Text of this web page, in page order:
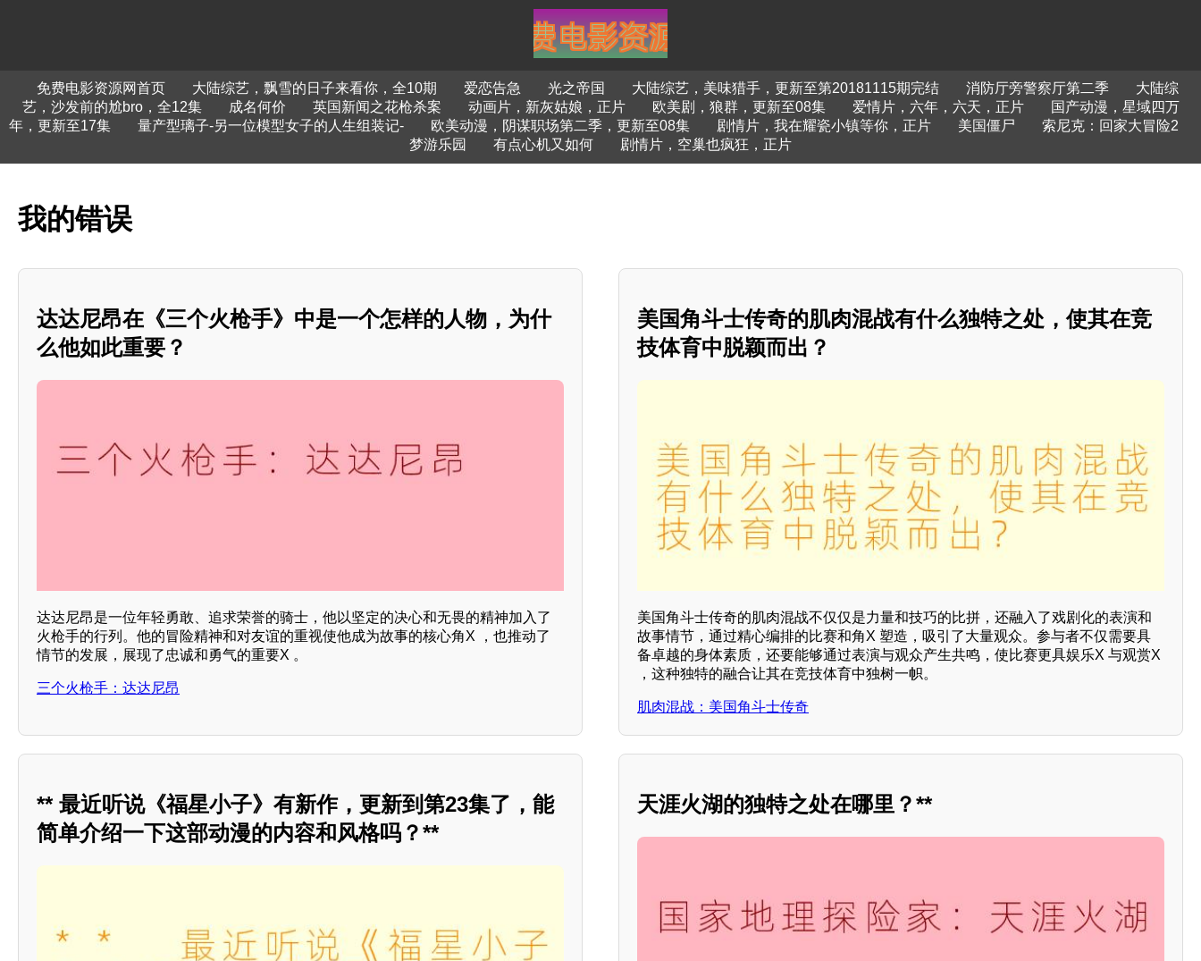
免费电影资源网首页 大陆综艺，飘雪的日子来看你，全10期 爱恋告急 光之帝国 大陆综艺，美味猎手，更新至第20181115期完结 消防厅旁警察厅第二季
大陆综
艺，沙发前的尬bro，全12集
成名何价 英国新闻之花枪杀案 动画片，新灰姑娘，正片 欧美剧，狼群，更新至08集 爱情片，六年，六天，正片
国产动漫，星域四万
年，更新至17集
量产型璃子-另一位模型女子的人生组装记- 欧美动漫，阴谋职场第二季，更新至08集 剧情片，我在耀瓷小镇等你，正片 美国僵尸
索尼克：回家大冒险2
梦游乐园
有点心机又如何 剧情片，空巢也疯狂，正片
我的错误
达达尼昂在《三个火枪手》中是一个怎样的人物，为什
么他如此重要？
达达尼昂是一位年轻勇敢、追求荣誉的骑士，他以坚定的决心和无畏的精神加入了
火枪手的行列。他的冒险精神和对友谊的重视使他成为故事的核心角X ，也推动了
情节的发展，展现了忠诚和勇气的重要X 。
三个火枪手：达达尼昂
美国角斗士传奇的肌肉混战有什么独特之处，使其在竞
技体育中脱颖而出？
美国角斗士传奇的肌肉混战不仅仅是力量和技巧的比拼，还融入了戏剧化的表演和
故事情节，通过精心编排的比赛和角X 塑造，吸引了大量观众。参与者不仅需要具
备卓越的身体素质，还要能够通过表演与观众产生共鸣，使比赛更具娱乐X 与观赏X
，这种独特的融合让其在竞技体育中独树一帜。
肌肉混战：美国角斗士传奇
** 最近听说《福星小子》有新作，更新到第23集了，能
简单介绍一下这部动漫的内容和风格吗？**
天涯火湖的独特之处在哪里？**